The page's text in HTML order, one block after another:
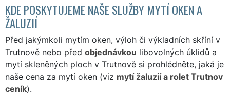
KDE POSKYTUJEME NAŠE SLUŽBY MYTÍ OKEN A
ŽALUZIÍ
Před jakýmkoli mytím oken, výloh či výkladních skříní v
Trutnově nebo před objednávkou libovolných úklidů a
mytí skleněných ploch v Trutnově si prohlédněte, jaká je
naše cena za mytí oken (viz mytí žaluzií a rolet Trutnov
ceník).